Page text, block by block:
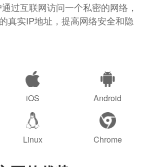
过互联网访问一个私密的网络，
真实IP地址，提高网络安全和隐
iOS Android
Linux Chrome